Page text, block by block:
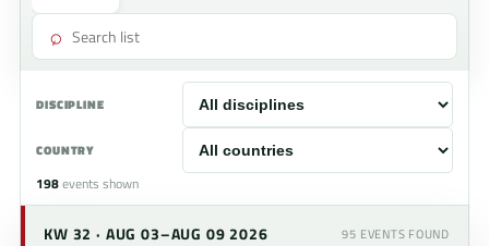
⌕
DISCIPLINE
COUNTRY
198events shown
KW 32 · AUG 03–AUG 09 2026 95 EVENTS FOUND